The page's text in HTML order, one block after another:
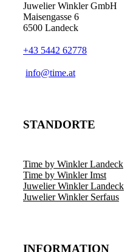
Juwelier Winkler GmbH
Maisengasse 6
6500 Landeck
+43 5442 62778
info@time.at
STANDORTE
Time by Winkler Landeck
Time by Winkler Imst
Juwelier Winkler Landeck
Juwelier Winkler Serfaus
INFORMATION